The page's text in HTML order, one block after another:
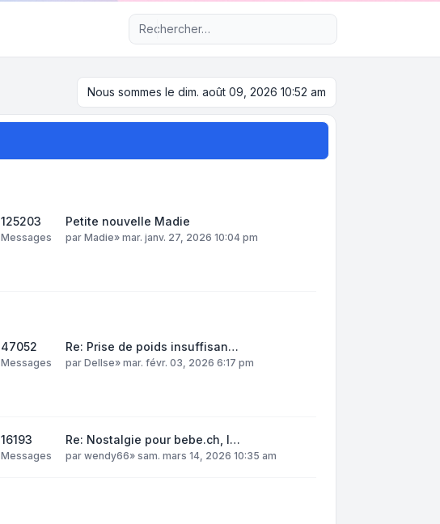
Recherche avancée
Nous sommes le dim. août 09, 2026 10:52 am
125203
Messages
Petite nouvelle Madie
par Madie» mar. janv. 27, 2026 10:04 pm
47052
Messages
Re: Prise de poids insuffisan…
par DelIse» mar. févr. 03, 2026 6:17 pm
16193
Messages
Re: Nostalgie pour bebe.ch, l…
par wendy66» sam. mars 14, 2026 10:35 am